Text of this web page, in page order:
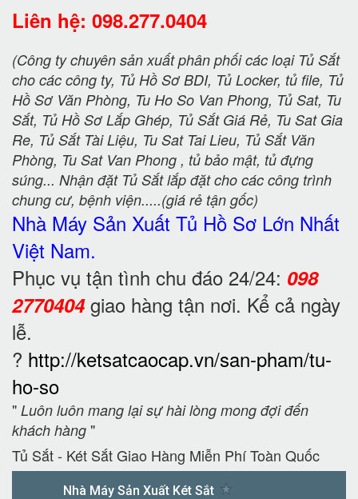
Liên hệ: 098.277.0404
(Công ty chuyên sản xuất phân phối các loại Tủ Sắt
cho các công ty, Tủ Hồ Sơ BDI, Tủ Locker, tủ file, Tủ
Hồ Sơ Văn Phòng, Tu Ho So Van Phong, Tủ Sat, Tu
Sắt, Tủ Hồ Sơ Lắp Ghép, Tủ Sắt Giá Rẻ, Tu Sat Gia
Re, Tủ Sắt Tài Liệu, Tu Sat Tai Lieu, Tủ Sắt Văn
Phòng, Tu Sat Van Phong , tủ bảo mật, tủ đựng
súng... Nhận đặt Tủ Sắt lắp đặt cho các công trình
chung cư, bệnh viện.....(giá rẻ tận gốc)
Nhà Máy Sản Xuất Tủ Hồ Sơ Lớn Nhất
Việt Nam.
Phục vụ tận tình chu đáo 24/24: 098
2770404giao hàng tận nơi. Kể cả ngày
lễ.
? http://ketsatcaocap.vn/san-pham/tu-
ho-so
" Luôn luôn mang lại sự hài lòng mong đợi đến
khách hàng "
Tủ Sắt - Két Sắt Giao Hàng Miễn Phí Toàn Quốc